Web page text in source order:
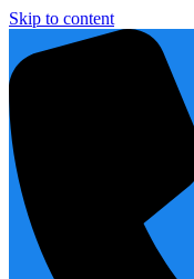
Skip to content